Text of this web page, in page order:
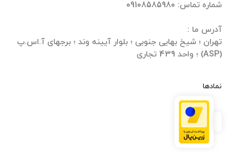
تهران ؛ شیخ بهایی جنوبی ؛ بلوار آیینه وند ؛ برجهای آ.اس.پ
(ASP) ؛ واحد 439 تجاری
نمادها